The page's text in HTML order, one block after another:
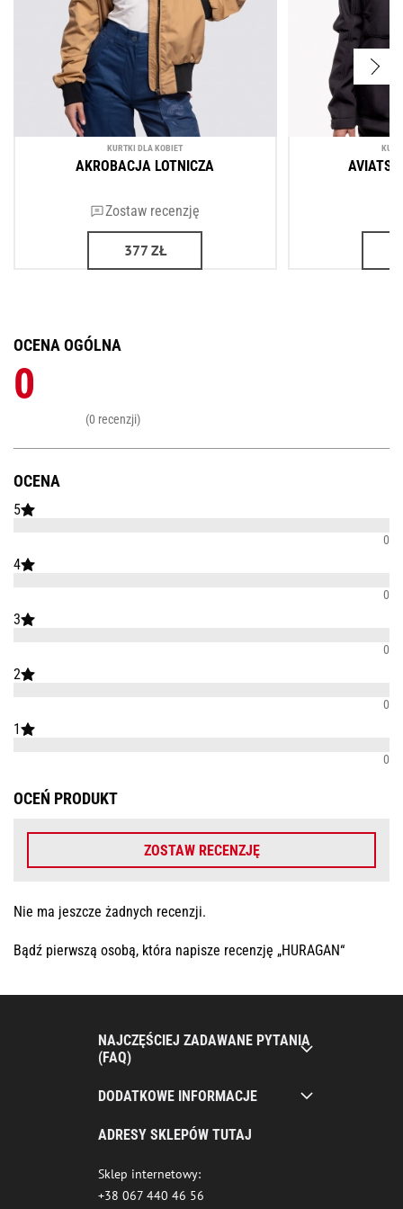
KURTKI DLA KOBIET
AKROBACJA LOTNICZA
Zostaw recenzję
377ZŁ
OCENA
5
0
4
0
3
0
2
0
1
0
OCENA OGÓLNA
0
(0 recenzji)
OCEŃ PRODUKT
ZOSTAW RECENZJĘ
Nie ma jeszcze żadnych recenzji.
Bądź pierwszą osobą, która napisze recenzję „HURAGAN“
NAJCZĘŚCIEJ ZADAWANE PYTANIA
(FAQ)
DODATKOWE INFORMACJE
ADRESY SKLEPÓW TUTAJ
Sklep internetowy:
+38 067 440 46 56